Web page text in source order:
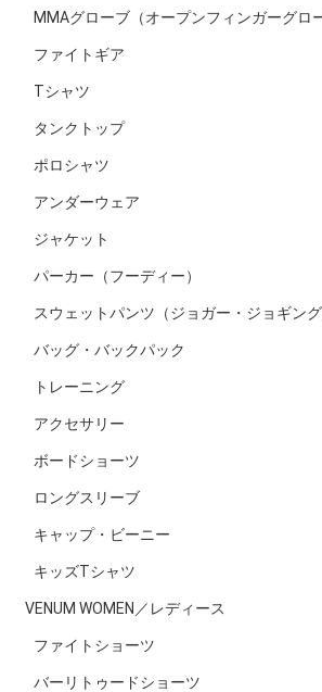
MMAグローブ（オープンフィンガーグロ
ファイトギア
Tシャツ
タンクトップ
ポロシャツ
アンダーウェア
ジャケット
パーカー（フーディー）
スウェットパンツ（ジョガー・ジョギング
バッグ・バックパック
トレーニング
アクセサリー
ボードショーツ
ロングスリーブ
キャップ・ビーニー
キッズTシャツ
VENUM WOMEN／レディース
ファイトショーツ
バーリトゥードショーツ